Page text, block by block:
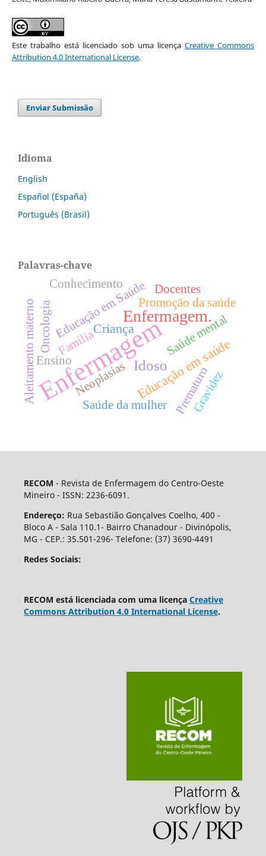
Este trabalho está licenciado sob uma licençaCreative Commons
Attribution 4.0 International License.
Enviar Submissão
Idioma
English
Español (España)
Português (Brasil)
Palavras-chave
EnfermagemEnfermagem.
Idoso
Criança
Educação em saúde
Educação em Saúde
Saúde da mulher
Família
Aleitamento materno EnsinoNeoplasias
Saúde mental
Promoção da saúde
Oncologia
Docentes
Prematuro
Conhecimento
Gravidez
RECOM - Revista de Enfermagem do Centro-Oeste
Mineiro - ISSN: 2236-6091.
Endereço: Rua Sebastião Gonçalves Coelho, 400 -
Bloco A - Sala 110.1- Bairro Chanadour - Divinópolis,
MG - CEP.: 35.501-296- Telefone: (37) 3690-4491
Redes Sociais:
RECOM está licenciada com uma licença Creative
Commons Attribution 4.0 International License.